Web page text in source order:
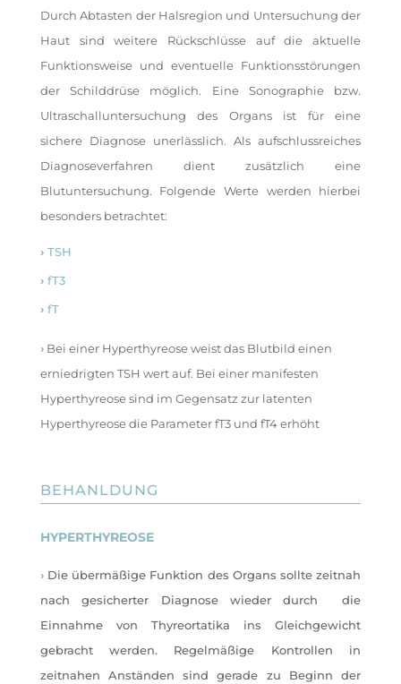
Durch Abtasten der Halsregion und Untersuchung der
Haut sind weitere Rückschlüsse auf die aktuelle
Funktionsweise und eventuelle Funktionsstörungen
der Schilddrüse möglich. Eine Sonographie bzw.
Ultraschalluntersuchung des Organs ist für eine
sichere Diagnose unerlässlich. Als aufschlussreiches
Diagnoseverfahren dient zusätzlich eine
Blutuntersuchung. Folgende Werte werden hierbei
besonders betrachtet:
›TSH
›fT3
› fT
›Bei einer Hyperthyreose weist das Blutbild einen
erniedrigten TSH wert auf. Bei einer manifesten
Hyperthyreose sind im Gegensatz zur latenten
Hyperthyreose die Parameter fT3 und fT4 erhöht
BEHANLDUNG
HYPERTHYREOSE
›Die übermäßige Funktion des Organs sollte zeitnah
nach gesicherter Diagnose wieder durch die
Einnahme von Thyreortatika ins Gleichgewicht
gebracht werden. Regelmäßige Kontrollen in
zeitnahen Anständen sind gerade zu Beginn der